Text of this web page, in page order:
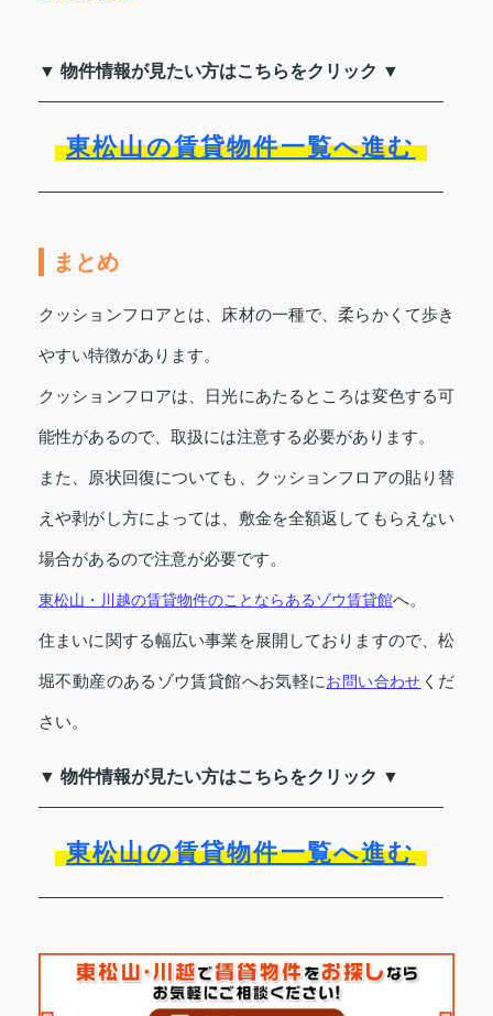
▼ 物件情報が見たい方はこちらをクリック ▼
東松山の賃貸物件一覧へ進む
まとめ
クッションフロアとは、床材の一種で、柔らかくて歩き
やすい特徴があります。
クッションフロアは、日光にあたるところは変色する可
能性があるので、取扱には注意する必要があります。
また、原状回復についても、クッションフロアの貼り替
えや剥がし方によっては、敷金を全額返してもらえない
場合があるので注意が必要です。
東松山・川越の賃貸物件のことならあるゾウ賃貸館へ。
住まいに関する幅広い事業を展開しておりますので、松
堀不動産のあるゾウ賃貸館へお気軽にお問い合わせ くだ
さい。
▼ 物件情報が見たい方はこちらをクリック ▼
東松山の賃貸物件一覧へ進む